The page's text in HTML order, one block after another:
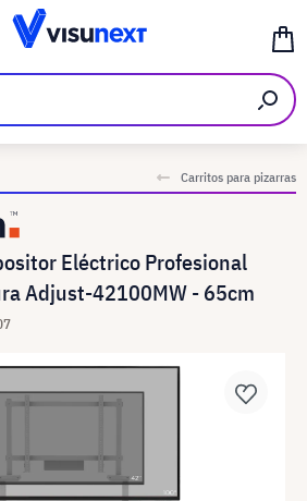
Carritos para pizarras
Eléctrico Profesional
Adjust-42100MW - 65cm